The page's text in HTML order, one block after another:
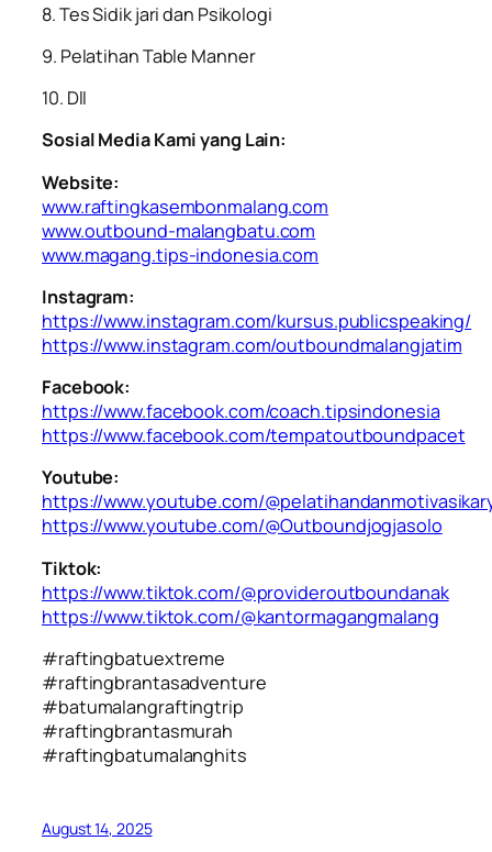
8. Tes Sidik jari dan Psikologi
9. Pelatihan Table Manner
10. Dll
Sosial Media Kami yang Lain:
Website:
www.raftingkasembonmalang.com
www.outbound-malangbatu.com
www.magang.tips-indonesia.com
Instagram:
https://www.instagram.com/kursus.publicspeaking/
https://www.instagram.com/outboundmalangjatim
Facebook:
https://www.facebook.com/coach.tipsindonesia
https://www.facebook.com/tempatoutboundpacet
Youtube:
https://www.youtube.com/
https://www.youtube.com/@Outboundjogjasolo
Tiktok:
https://www.tiktok.com/@provideroutboundanak
https://www.tiktok.com/@kantormagangmalang
#raftingbatuextreme
#raftingbrantasadventure
#batumalangraftingtrip
#raftingbrantasmurah
#raftingbatumalanghits
August 14, 2025